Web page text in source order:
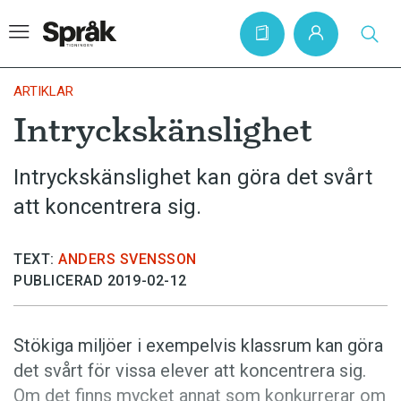
Hem
Artiklar
Krönikor
Skrivtips
Bokrecensioner
Kviss
Podden
ARTIKLAR
Intryckskänslighet
Intryckskänslighet kan göra det svårt
att koncentrera sig.
TEXT: ANDERS SVENSSON
PUBLICERAD 2019-02-12
Stökiga miljöer i exempelvis klassrum kan göra
det svårt för vissa elever att koncentrera sig.
Om det finns mycket annat som konkurrerar om